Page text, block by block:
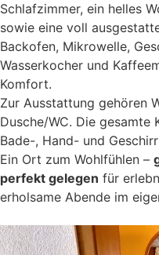
Schlafzimmer, ein helles
sowie eine voll
Backofen, Mikrowelle,
Wasserkocher und
Komfort.
Zur Ausstattung gehören
Dusche/WC. Die gesamte
Bade-, Hand- und
Ein Ort zum Wohlfühlen –
perfekt gelegen für
erholsame Abende im